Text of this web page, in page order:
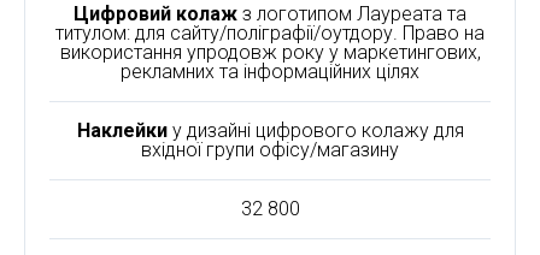
Цифровий колаж з логотипом Лауреата та
титулом: для сайту/поліграфії/оутдору. Право на
використання упродовж року у маркетингових,
рекламних та інформаційних цілях
Наклейкиу дизайні цифрового колажу для
вхідної групи офісу/магазину
32 800